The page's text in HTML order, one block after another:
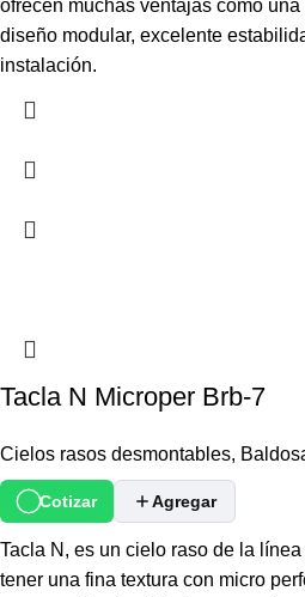
ofrecen muchas ventajas como
diseño modular, excelente
instalación.
Tacla N Microper Brb-7
Cielos rasos desmontables,
Cotizar Agregar
Tacla N, es un cielo raso de la
tener una fina textura con micro